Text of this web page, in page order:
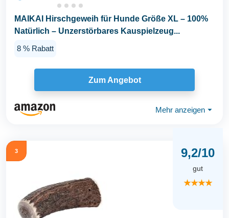
MAIKAI Hirschgeweih für Hunde Größe XL – 100%
Natürlich – Unzerstörbares Kauspielzeug...
8 % Rabatt
Zum Angebot
Mehr anzeigen ⏷
3 9,2/10
gut
★★★★